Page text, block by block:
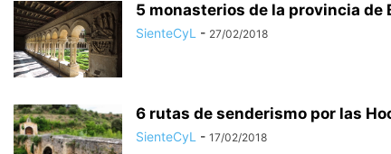
5 monasterios de la provincia
SienteCyL - 27/02/2018
6 rutas de senderismo por las
SienteCyL - 17/02/2018